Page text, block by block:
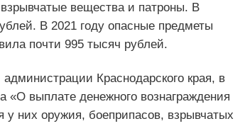
вещества и патроны. В
В 2021 году опасные предметы
почти 995 тысяч рублей.
Краснодарского края, в
«О выплате денежного вознаграждения
у них оружия, боеприпасов, взрывчатых